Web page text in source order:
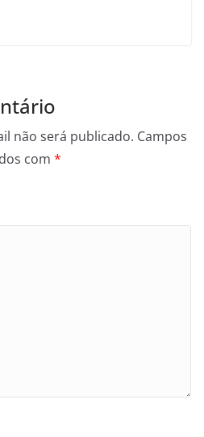
não será publicado. Campos
com *